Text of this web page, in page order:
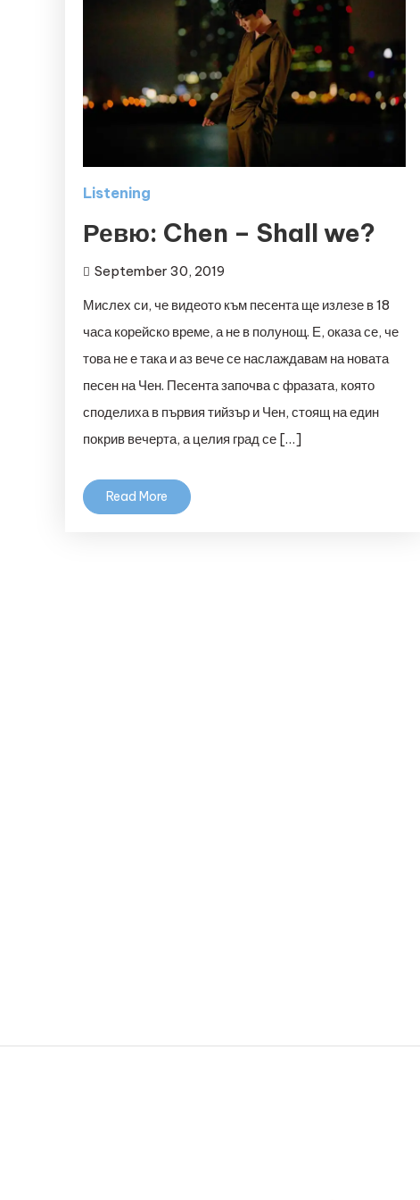
Listening
Ревю: Chen – Shall we?
September 30, 2019
Мислех си, че видеото към песента ще излезе в 18
часа корейско време, а не в полунощ. Е, оказа се, че
това не е така и аз вече се наслаждавам на новата
песен на Чен. Песента започва с фразата, която
споделиха в първия тийзър и Чен, стоящ на един
покрив вечерта, а целия град се […]
Read More